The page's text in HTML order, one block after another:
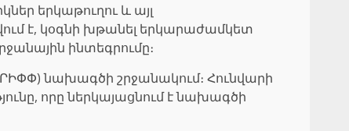
երկաթուղու և այլ
է, կօգնի խթանել երկարաժամկետ
ինտեգրումը։
նախագծի շրջանակում։ Հունվարի
որը ներկայացնում է նախագծի